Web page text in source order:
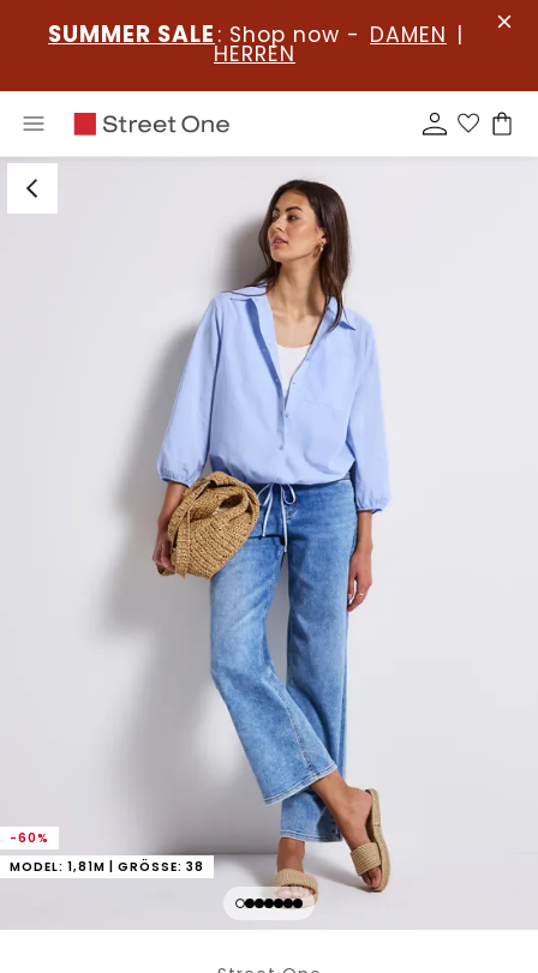
SUMMER SALE : Shop now - DAMEN |
HERREN
-60%
MODEL: 1,81M | GRÖSSE: 38